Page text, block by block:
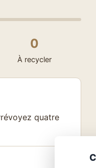
0
À recycler
quatre